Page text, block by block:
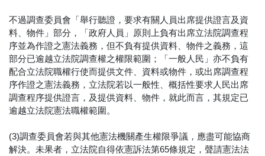
不過調查委員會「舉行聽證，要求有關人員出席提供證言及資
料、物件」部分，「政府人員」原則上負有出席立法院調查程
序並為作證之憲法義務，但不負有提供資料、物件之義務，這
部分已逾越立法院調查權之權限範圍；「一般人民」亦不負有
配合立法院職權行使而提供文件、資料或物件，或出席調查程
序作證之憲法義務，立法院若以一般性、概括性要求人民出席
調查程序提供證言，及提供資料、物件，就此而言，其規定已
逾越立法院憲法職權範圍。
(3)調查委員會若與其他憲法機關產生權限爭議，應盡可能協商
解決。未果者，立法院自得依憲訴法第65條規定，聲請憲法法